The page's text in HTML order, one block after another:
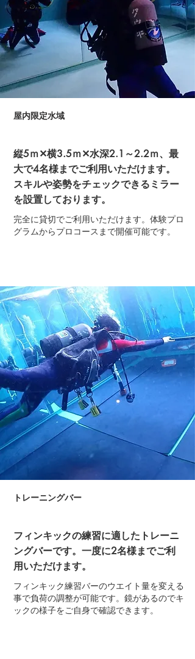
屋内限定水域
縦5ｍ✕横3.5ｍ✕水深2.1～2.2ｍ、最
大で4名様までご利用いただけます。
スキルや姿勢をチェックできるミラー
を設置しております。
完全に貸切でご利用いただけます。体験プロ
グラムからプロコースまで開催可能です。
​トレーニングバー
フィンキックの練習に適したトレーニ
ングバーです。一度に2名様までご利
用いただけます。
フィンキック練習バーのウエイト量を変える
事で負荷の調整が可能です。鏡があるのでキ
ックの様子をご自身で確認できます。